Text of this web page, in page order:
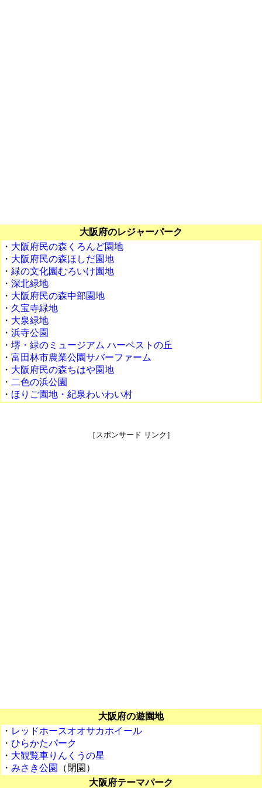
大阪府のレジャーパーク
・ 大阪府民の森くろんど園地
・ 大阪府民の森ほしだ園地
・ 緑の文化園むろいけ園地
・ 深北緑地
・ 大阪府民の森中部園地
・ 久宝寺緑地
・ 大泉緑地
・ 浜寺公園
・ 堺・緑のミュージアム ハーベストの丘
・ 富田林市農業公園サバーファーム
・ 大阪府民の森ちはや園地
・ 二色の浜公園
・ ほりご園地・紀泉わいわい村
［スポンサード リンク］
大阪府の遊園地
・ レッドホースオオサカホイール
・ ひらかたパーク
・ 大観覧車りんくうの星
・ みさき公園
（閉園）
大阪府テーマパーク